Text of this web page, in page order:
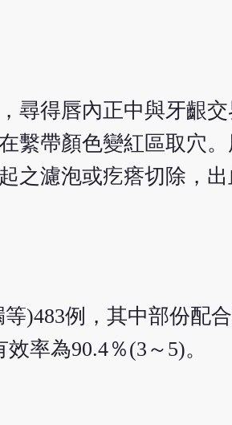
尋得唇內正中與牙齦交
繫帶顏色變紅區取穴。
之濾泡或疙瘩切除，出
)483例，其中部份配
率為90.4％(3～5)。